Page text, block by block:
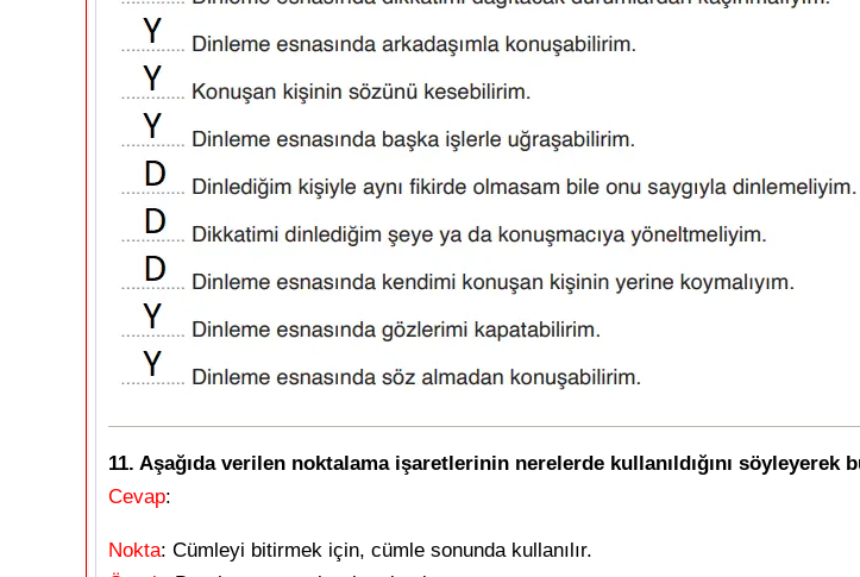
11. Aşağıda verilen noktalama işaretlerinin nerelerde kullanıldığını
Cevap:
Nokta: Cümleyi bitirmek için, cümle sonunda kullanılır.